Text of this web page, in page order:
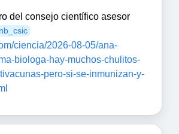
del consejo científico asesor
ciencia/2026-08-05/ana-
biologa-hay-muchos-chulitos-
pero-si-se-inmunizan-y-